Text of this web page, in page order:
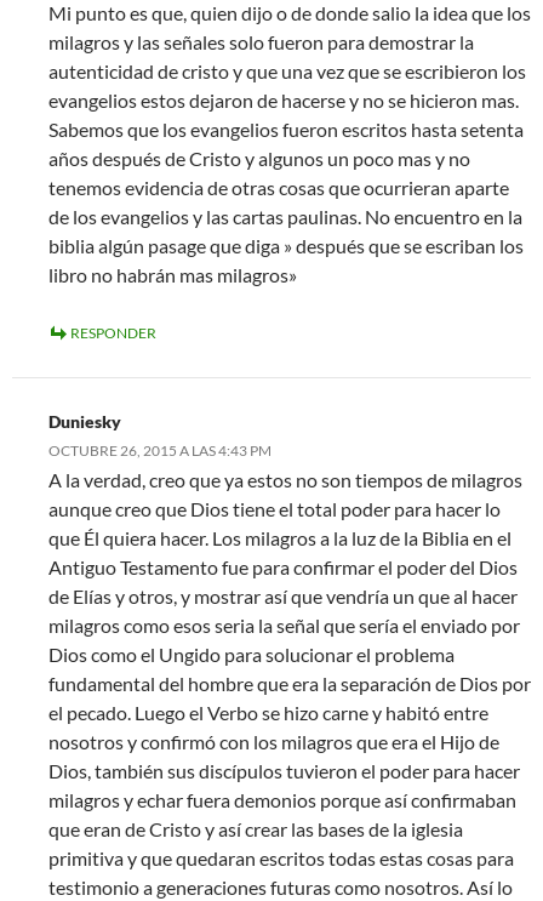
Mi punto es que, quien dijo o de donde salio la idea que los
milagros y las señales solo fueron para demostrar la
autenticidad de cristo y que una vez que se escribieron los
evangelios estos dejaron de hacerse y no se hicieron mas.
Sabemos que los evangelios fueron escritos hasta setenta
años después de Cristo y algunos un poco mas y no
tenemos evidencia de otras cosas que ocurrieran aparte
de los evangelios y las cartas paulinas. No encuentro en la
biblia algún pasage que diga » después que se escriban los
libro no habrán mas milagros»
RESPONDER
Duniesky
OCTUBRE 26, 2015 A LAS 4:43 PM
A la verdad, creo que ya estos no son tiempos de milagros
aunque creo que Dios tiene el total poder para hacer lo
que Él quiera hacer. Los milagros a la luz de la Biblia en el
Antiguo Testamento fue para confirmar el poder del Dios
de Elías y otros, y mostrar así que vendría un que al hacer
milagros como esos seria la señal que sería el enviado por
Dios como el Ungido para solucionar el problema
fundamental del hombre que era la separación de Dios por
el pecado. Luego el Verbo se hizo carne y habitó entre
nosotros y confirmó con los milagros que era el Hijo de
Dios, también sus discípulos tuvieron el poder para hacer
milagros y echar fuera demonios porque así confirmaban
que eran de Cristo y así crear las bases de la iglesia
primitiva y que quedaran escritos todas estas cosas para
testimonio a generaciones futuras como nosotros. Así lo